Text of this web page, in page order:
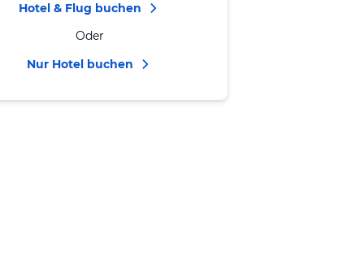
Hotel & Flug buchen
Oder
Nur Hotel buchen